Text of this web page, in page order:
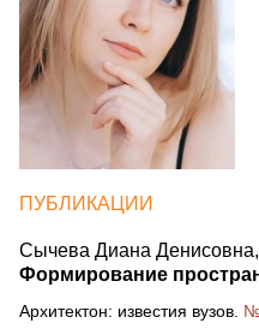
ПУБЛИКАЦИИ
Сычева Диана
Формирование
Архитектон: известия вузов.